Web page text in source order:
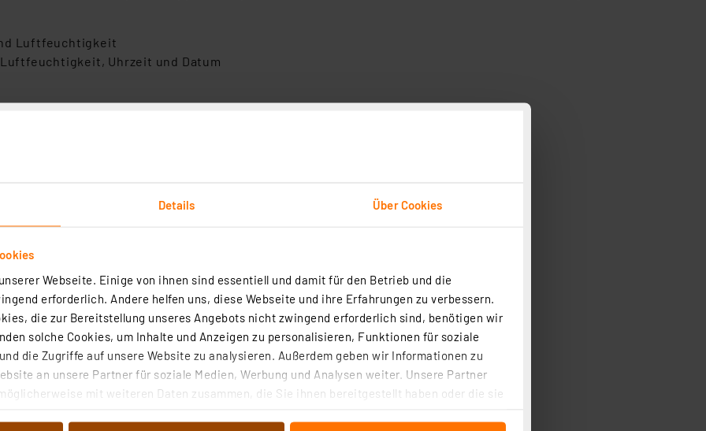
Details Über Cookies
Webseite. Einige von ihnen sind essentiell und damit für den Betrieb und die
erforderlich. Andere helfen uns, diese Webseite und ihre Erfahrungen zu verbessern.
die zur Bereitstellung unseres Angebots nicht zwingend erforderlich sind, benötigen wir
solche Cookies, um Inhalte und Anzeigen zu personalisieren, Funktionen für soziale
die Zugriffe auf unsere Website zu analysieren. Außerdem geben wir Informationen zu
an unsere Partner für soziale Medien, Werbung und Analysen weiter. Unsere Partner
mit weiteren Daten zusammen, die Sie ihnen bereitgestellt haben oder die sie
Luftfeuchtigkeit
Uhrzeit und Datum
mit Zeitpunktangabe
1, 2, 3, 6 h
Namen für eingepflegte Sender an
akustischer Alarmierung
Datensätzen